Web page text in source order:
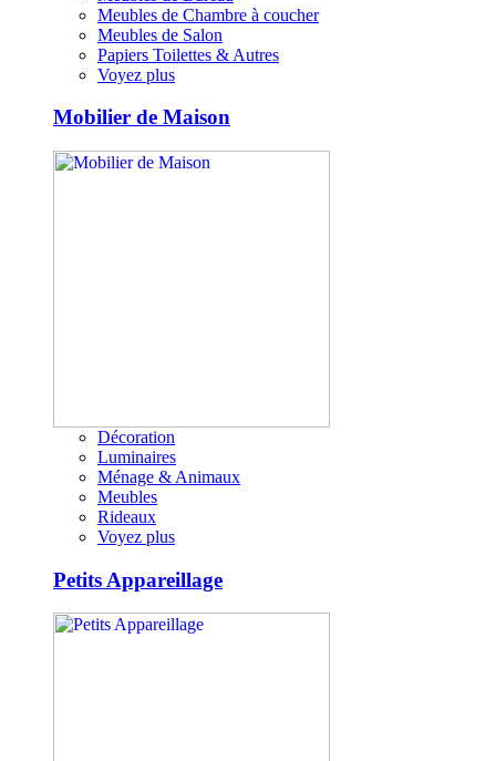
Meubles de Chambre à coucher
Meubles de Salon
Papiers Toilettes & Autres
Voyez plus
Mobilier de Maison
Décoration
Luminaires
Ménage & Animaux
Meubles
Rideaux
Voyez plus
Petits Appareillage